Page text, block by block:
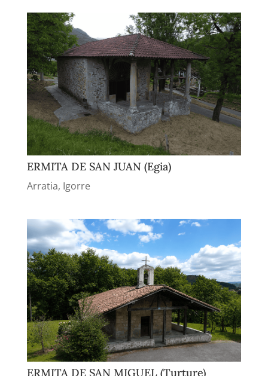
ERMITA DE SAN JUAN (Egia)
Arratia, Igorre
ERMITA DE SAN MIGUEL (Turture)